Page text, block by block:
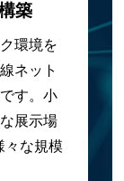
築
環境を
ネット
す。小
展示場
々な規模